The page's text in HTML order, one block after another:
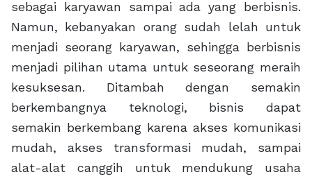
sebagai karyawan sampai ada yang berbisnis.
Namun, kebanyakan orang sudah lelah untuk
menjadi seorang karyawan, sehingga berbisnis
menjadi pilihan utama untuk seseorang meraih
kesuksesan. Ditambah dengan semakin
berkembangnya teknologi, bisnis dapat
semakin berkembang karena akses komunikasi
mudah, akses transformasi mudah, sampai
alat-alat canggih untuk mendukung usaha